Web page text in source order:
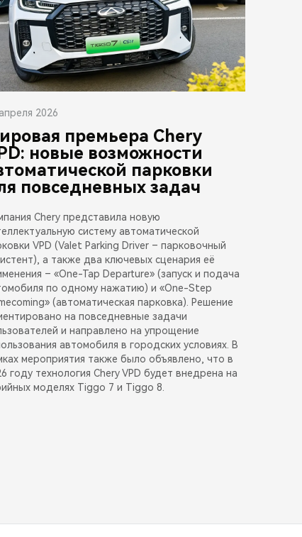
2026
премьера Chery
новые возможности
парковки
повседневных задач
Chery представила новую
систему автоматической
VPD (Valet Parking Driver – парковочный
а также два ключевых сценария её
– «One-Tap Departure» (запуск и подача
по одному нажатию) и «One-Step
(автоматическая парковка). Решение
на повседневные задачи
и направлено на упрощение
автомобиля в городских условиях. В
мероприятия также было объявлено, что в
году технология Chery VPD будет внедрена на
моделях Tiggo 7 и Tiggo 8.